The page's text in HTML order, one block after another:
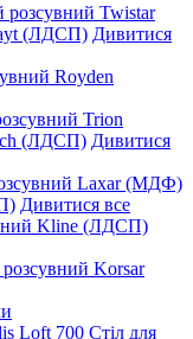
розсувний Twistar
(ЛДСП) Дивитися
Royden
Trion
(ЛДСП) Дивитися
Laxar (МДФ)
Дивитися все
Kline (ЛДСП)
Korsar
Loft 700 Стіл для